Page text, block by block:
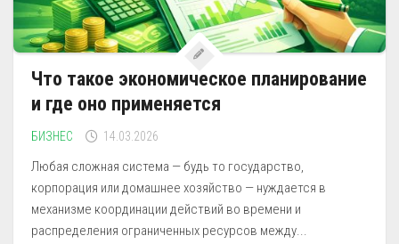
Что такое экономическое планирование
и где оно применяется
БИЗНЕС 14.03.2026
Любая сложная система — будь то государство,
корпорация или домашнее хозяйство — нуждается в
механизме координации действий во времени и
распределения ограниченных ресурсов между...